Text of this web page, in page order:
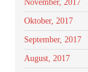
November, 2017
Oktober, 2017
September, 2017
August, 2017